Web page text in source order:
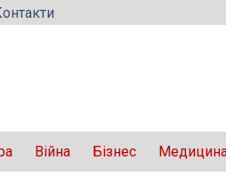
Війна Бізнес